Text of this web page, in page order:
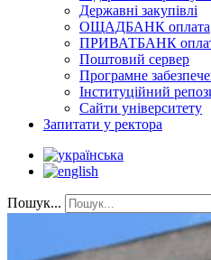
Державні закупівлі
ОЩАДБАНК оплата
ПРИВАТБАНК
Поштовий сервер
Програмне
Інституційний
Сайти університету
Запитати у ректора
Пошук...